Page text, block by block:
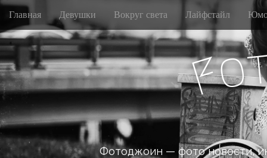
M
i
n
m
e
n
u
S
i
p
t
o
c
o
n
t
e
Главная Девушки Вокруг света Лайфстайл
Fo
Фотоджоин — фото новости,